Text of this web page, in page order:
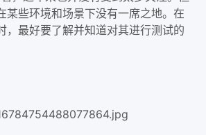
某些环境和场景下没有一席之地。在
，最好要了解并知道对其进行测试的